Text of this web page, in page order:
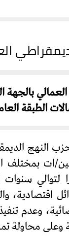
بالجهة
الطبقة
النهج
سنوات
اقتصادية،
وعدم
وعلى محاولة